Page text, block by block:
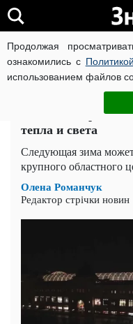
Продолжая
ознакомились с
использованием файлов
ВОЙНА РОССИИ
Большой город
тепла и света
Следующая зима
крупного областного
Олена Романчук
Редактор стрічки новин